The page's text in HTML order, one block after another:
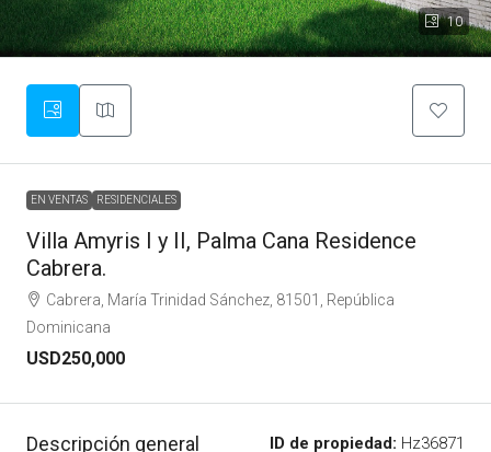
10
EN VENTAS RESIDENCIALES
Villa Amyris I y II, Palma Cana Residence
Cabrera.
Cabrera, María Trinidad Sánchez, 81501, República
Dominicana
USD250,000
Descripción general ID de propiedad: Hz36871